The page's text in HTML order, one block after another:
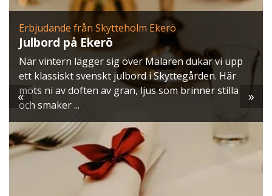
Erbjudande från Skytteholm Ekerö
Julbord på Ekerö
När vintern lägger sig över Mälaren dukar vi upp
ett klassiskt svenskt julbord i Skyttegården. Här
möts ni av doften av gran, ljus som brinner stilla
och smaker ...
« »